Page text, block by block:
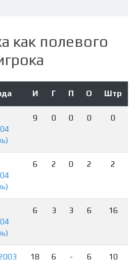
как полевого
И Г П О Штр
9 0 0 0 0
6 2 0 2 2
6 3 3 6 16
18 6 - 6 10